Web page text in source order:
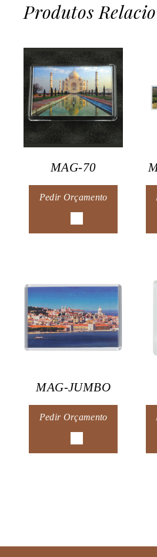
Produtos
MAG-70
Pedir Orçamento
MAG-JUMBO
Pedir Orçamento